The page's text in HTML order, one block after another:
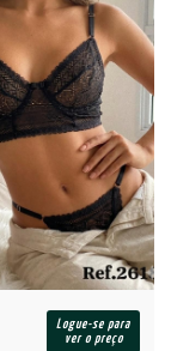
Logue-se para
ver o preço